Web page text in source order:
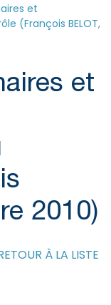
et
(François BELOT,
et
2010)
À LA LISTE